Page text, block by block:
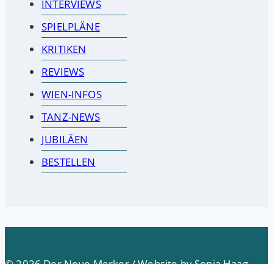
INTERVIEWS
SPIELPLÄNE
KRITIKEN
REVIEWS
WIEN-INFOS
TANZ-NEWS
JUBILÄEN
BESTELLEN